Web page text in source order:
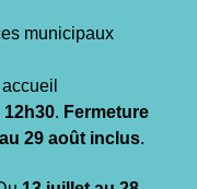
municipaux
accueil
12h30. Fermeture
29 août inclus.